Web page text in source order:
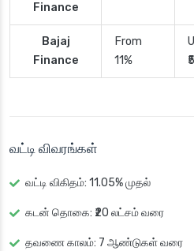
Finance
Bajaj
Finance
From
11%
வட்டி விவரங்கள்
வட்டி விகிதம்: 11.05% முதல்
கடன் தொகை: ₹20 லட்சம் வரை
தவணை காலம்: 7 ஆண்டுகள் வரை